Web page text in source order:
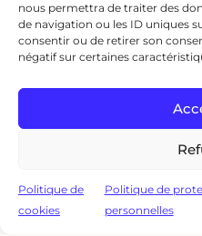
nous permettra de traiter des
de navigation ou les ID uniques
consentir ou de retirer son
négatif sur certaines
Politique de
cookies
Politique de
personnelles
: 06
: 3
Gérer le consentement